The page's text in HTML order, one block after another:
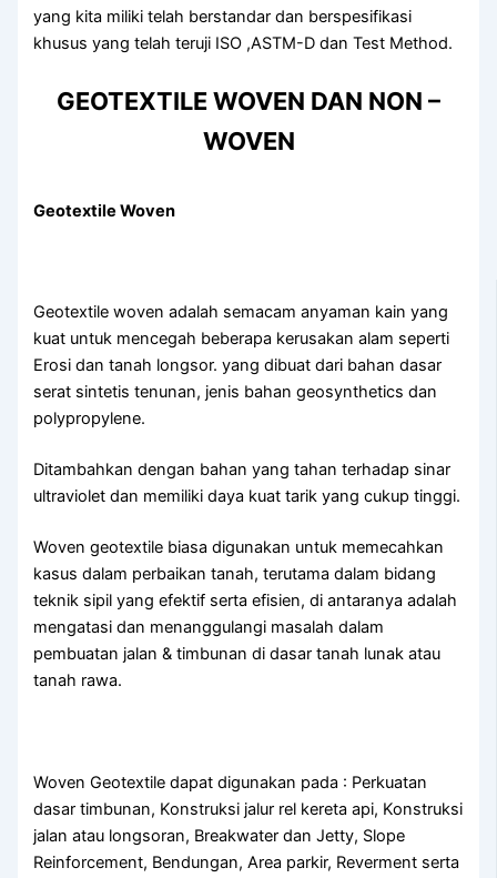
yang kita miliki telah berstandar dan berspesifikasi
khusus yang telah teruji ISO ,ASTM-D dan Test Method.
GEOTEXTILE WOVEN DAN NON –
WOVEN
Geotextile Woven
Geotextile woven adalah semacam anyaman kain yang
kuat untuk mencegah beberapa kerusakan alam seperti
Erosi dan tanah longsor. yang dibuat dari bahan dasar
serat sintetis tenunan, jenis bahan geosynthetics dan
polypropylene.
Ditambahkan dengan bahan yang tahan terhadap sinar
ultraviolet dan memiliki daya kuat tarik yang cukup tinggi.
Woven geotextile biasa digunakan untuk memecahkan
kasus dalam perbaikan tanah, terutama dalam bidang
teknik sipil yang efektif serta efisien, di antaranya adalah
mengatasi dan menanggulangi masalah dalam
pembuatan jalan & timbunan di dasar tanah lunak atau
tanah rawa.
Woven Geotextile dapat digunakan pada : Perkuatan
dasar timbunan, Konstruksi jalur rel kereta api, Konstruksi
jalan atau longsoran, Breakwater dan Jetty, Slope
Reinforcement, Bendungan, Area parkir, Reverment serta